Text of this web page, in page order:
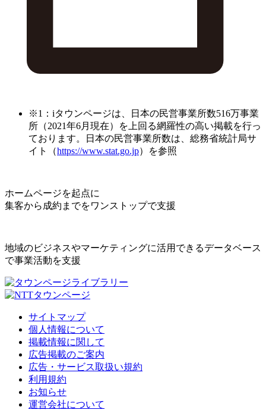
※1：iタウンページは、日本の民営事業所数516万事業
所（2021年6月現在）を上回る網羅性の高い掲載を行っ
ております。日本の民営事業所数は、総務省統計局サ
イト（https://www.stat.go.jp）を参照
ホームページを起点に
集客から成約までをワンストップで支援
地域のビジネスやマーケティングに活用できるデータベース
で事業活動を支援
サイトマップ
個人情報について
掲載情報に関して
広告掲載のご案内
広告・サービス取扱い規約
利用規約
お知らせ
運営会社について